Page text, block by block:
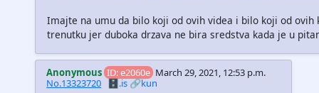
Imajte na umu da bilo koji od ovih videa i bilo koji od
trenutku jer duboka drzava ne bira sredstva kada je u
Anonymous ID: e2060e March 29, 2021, 12:53 p.m.
No.13323720
🗄️.is 🔗kun